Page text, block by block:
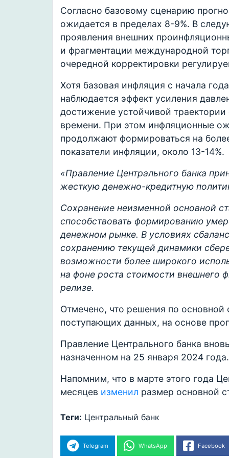
Согласно базовому сценарию
ожидается в пределах 8-9%. В
проявления внешних
и фрагментации международной
очередной корректировки
Хотя базовая инфляция с начала
наблюдается эффект усиления
достижение устойчивой
времени. При этом инфляционные
продолжают формироваться на
показатели инфляции, около 13-14%.
«Правление Центрального банка
жесткую денежно-кредитную
Сохранение неизменной основной
способствовать формированию
денежном рынке. В условиях
сохранению текущей динамики
возможности более широкого
на фоне роста стоимости внешнего
релизе.
Отмечено, что решения по основной
поступающих данных, на основе
Правление Центрального банка
назначенном на 25 января 2024 года.
Напомним, что в марте этого года
месяцев изменил размер основной
Теги: Центральный банк
Telegram WhatsApp Facebook